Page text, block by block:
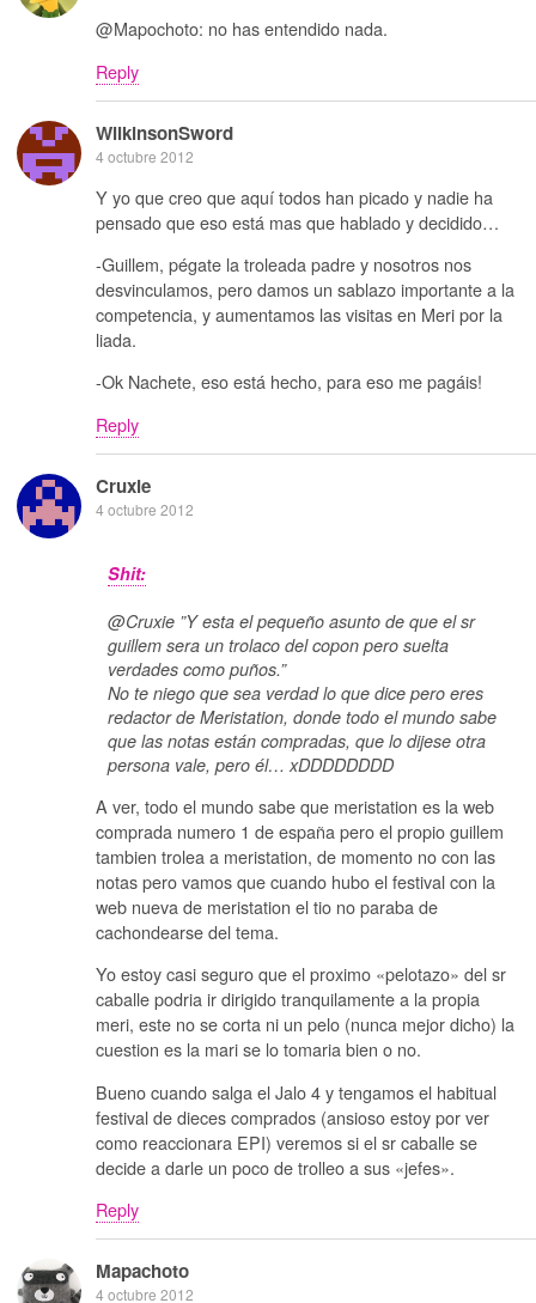
@Mapochoto: no has entendido nada.
Reply
WilkinsonSword
4 octubre 2012
Y yo que creo que aquí todos han picado y nadie ha
pensado que eso está mas que hablado y decidido…
-Guillem, pégate la troleada padre y nosotros nos
desvinculamos, pero damos un sablazo importante a la
competencia, y aumentamos las visitas en Meri por la
liada.
-Ok Nachete, eso está hecho, para eso me pagáis!
Reply
Cruxie
4 octubre 2012
Shit:
@Cruxie ”Y esta el pequeño asunto de que el sr
guillem sera un trolaco del copon pero suelta
verdades como puños.”
No te niego que sea verdad lo que dice pero eres
redactor de Meristation, donde todo el mundo sabe
que las notas están compradas, que lo dijese otra
persona vale, pero él… xDDDDDDDD
A ver, todo el mundo sabe que meristation es la web
comprada numero 1 de españa pero el propio guillem
tambien trolea a meristation, de momento no con las
notas pero vamos que cuando hubo el festival con la
web nueva de meristation el tio no paraba de
cachondearse del tema.
Yo estoy casi seguro que el proximo «pelotazo» del sr
caballe podria ir dirigido tranquilamente a la propia
meri, este no se corta ni un pelo (nunca mejor dicho) la
cuestion es la mari se lo tomaria bien o no.
Bueno cuando salga el Jalo 4 y tengamos el habitual
festival de dieces comprados (ansioso estoy por ver
como reaccionara EPI) veremos si el sr caballe se
decide a darle un poco de trolleo a sus «jefes».
Reply
Mapachoto
4 octubre 2012